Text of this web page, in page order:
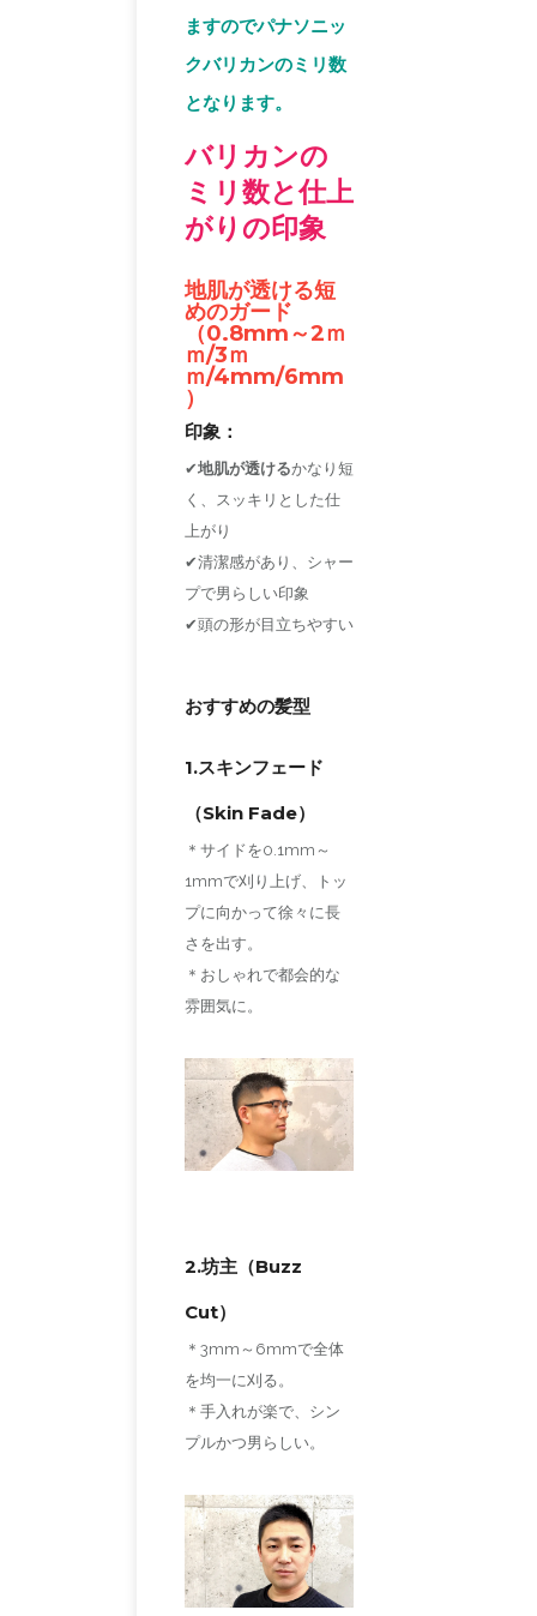
ますのでパナソニッ
クバリカンのミリ数
となります。
バリカンの
ミリ数と仕上
がりの印象
地肌が透ける短
めのガード
（0.8mm～2ｍ
ｍ/3ｍ
ｍ/4mm/6mm
）
印象：
✔地肌が透けるかなり短
く、スッキリとした仕
上がり
✔清潔感があり、シャー
プで男らしい印象
✔頭の形が目立ちやすい
おすすめの髪型
1.スキンフェード
（Skin Fade）
＊サイドを0.1mm～
1mmで刈り上げ、トッ
プに向かって徐々に長
さを出す。
＊おしゃれで都会的な
雰囲気に。
2.坊主（Buzz
Cut）
＊3mm～6mmで全体
を均一に刈る。
＊手入れが楽で、シン
プルかつ男らしい。